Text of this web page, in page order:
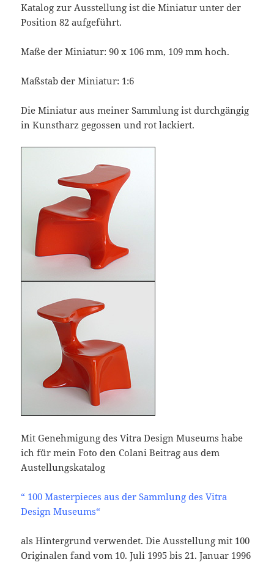
Katalog zur Ausstellung ist die Miniatur unter der
Position 82 aufgeführt.
Maße der Miniatur: 90 x 106 mm, 109 mm hoch.
Maßstab der Miniatur: 1:6
Die Miniatur aus meiner Sammlung ist durchgängig
in Kunstharz gegossen und rot lackiert.
Mit Genehmigung des Vitra Design Museums habe
ich für mein Foto den Colani Beitrag aus dem
Austellungskatalog
“ 100 Masterpieces aus der Sammlung des Vitra
Design Museums“
als Hintergrund verwendet. Die Ausstellung mit 100
Originalen fand vom 10. Juli 1995 bis 21. Januar 1996